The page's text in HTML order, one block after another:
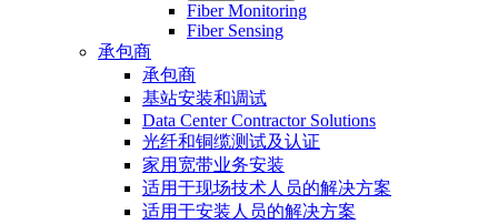
Fiber Monitoring
Fiber Sensing
承包商
承包商
基站安装和调试
Data Center Contractor Solutions
光纤和铜缆测试及认证
家用宽带业务安装
适用于现场技术人员的解决方案
适用于安装人员的解决方案